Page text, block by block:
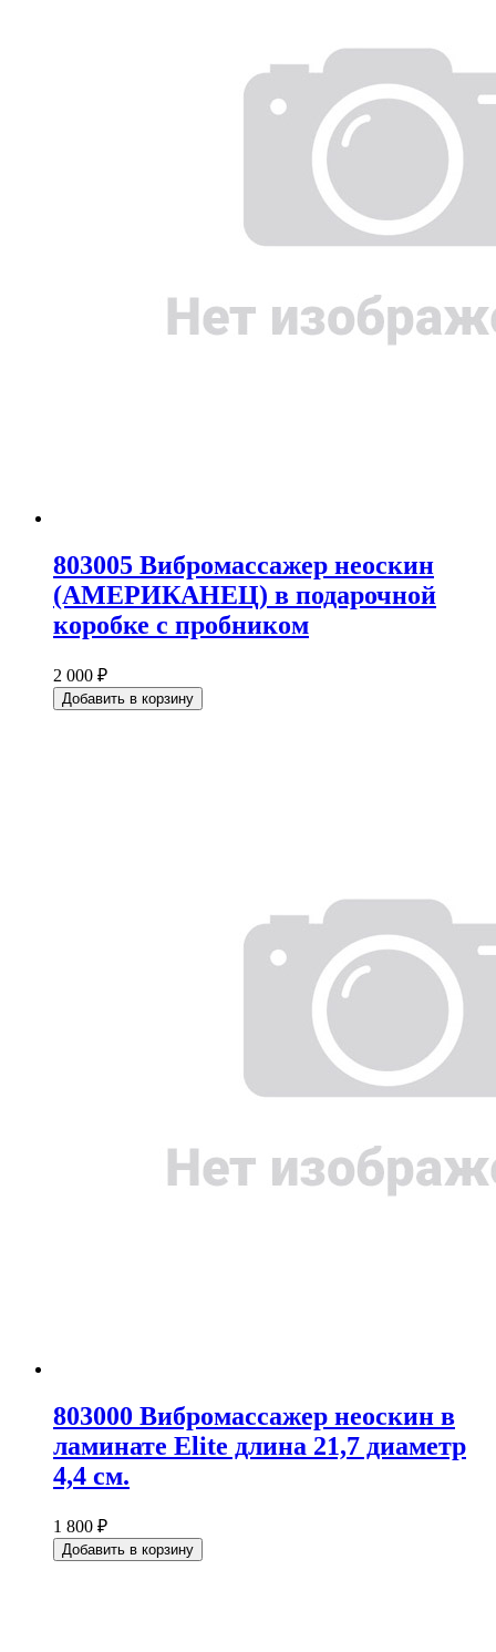
803005 Вибромассажер неоскин
(АМЕРИКАНЕЦ) в подарочной
коробке с пробником
2 000 ₽
Добавить в корзину
803000 Вибромассажер неоскин в
ламинате Elite длина 21,7 диаметр
4,4 см.
1 800 ₽
Добавить в корзину